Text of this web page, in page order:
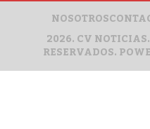
2026. CV
RESERVADOS.
NOSOTROS